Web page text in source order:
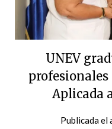
UNEV
Aplicada
Publicada el